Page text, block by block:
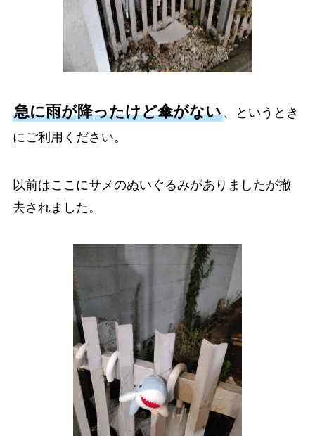
急に雨が降ったけど傘がない、というとき
にご利用ください。
以前はここにサメのぬいぐるみがありましたが撤
去されました。